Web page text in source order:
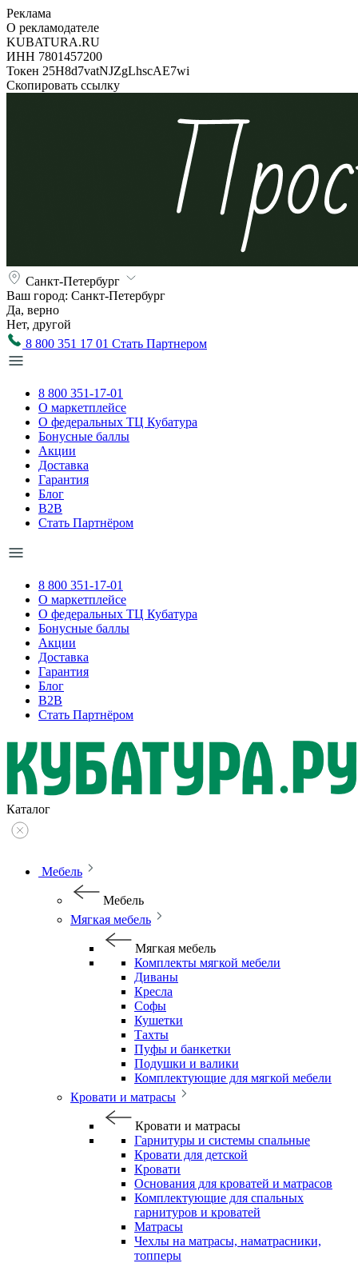
Реклама
О рекламодателе
KUBATURA.RU
ИНН 7801457200
Токен 25H8d7vatNJZgLhscAE7wi
Скопировать ссылку
Санкт-Петербург
Ваш город: Санкт-Петербург
Да, верно
Нет, другой
8 800 351 17 01 Стать Партнером
8 800 351-17-01
О маркетплейсе
О федеральных ТЦ Кубатура
Бонусные баллы
Акции
Доставка
Гарантия
Блог
B2B
Стать Партнёром
8 800 351-17-01
О маркетплейсе
О федеральных ТЦ Кубатура
Бонусные баллы
Акции
Доставка
Гарантия
Блог
B2B
Стать Партнёром
Каталог
Мебель
Мебель
Мягкая мебель
Мягкая мебель
Комплекты мягкой мебели
Диваны
Кресла
Софы
Кушетки
Тахты
Пуфы и банкетки
Подушки и валики
Комплектующие для мягкой мебели
Кровати и матрасы
Кровати и матрасы
Гарнитуры и системы спальные
Кровати для детской
Кровати
Основания для кроватей и матрасов
Комплектующие для спальных
гарнитуров и кроватей
Матрасы
Чехлы на матрасы, наматрасники,
топперы